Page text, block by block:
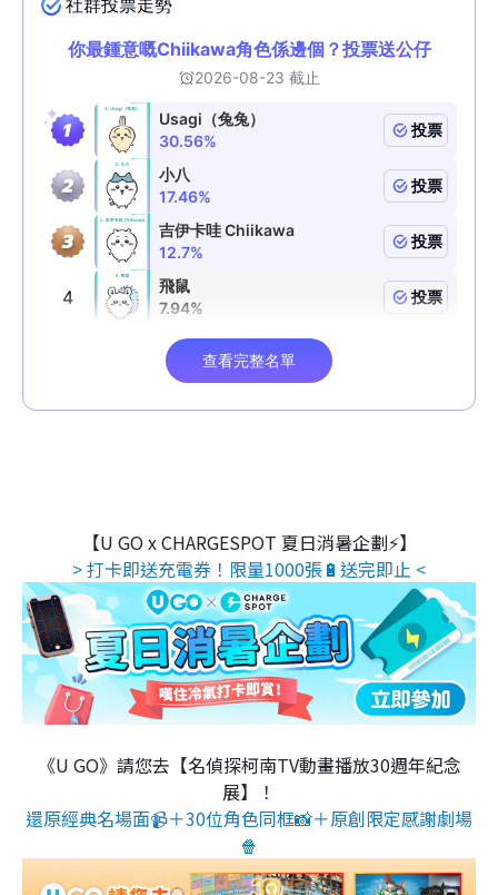
【U GO x CHARGESPOT 夏日消暑企劃⚡】
> 打卡即送充電券！限量1000張🔋送完即止 <
《U GO》請您去【名偵探柯南TV動畫播放30週年紀念
展】！
還原經典名場面📹＋30位角色同框📸＋原創限定感謝劇場
🍿